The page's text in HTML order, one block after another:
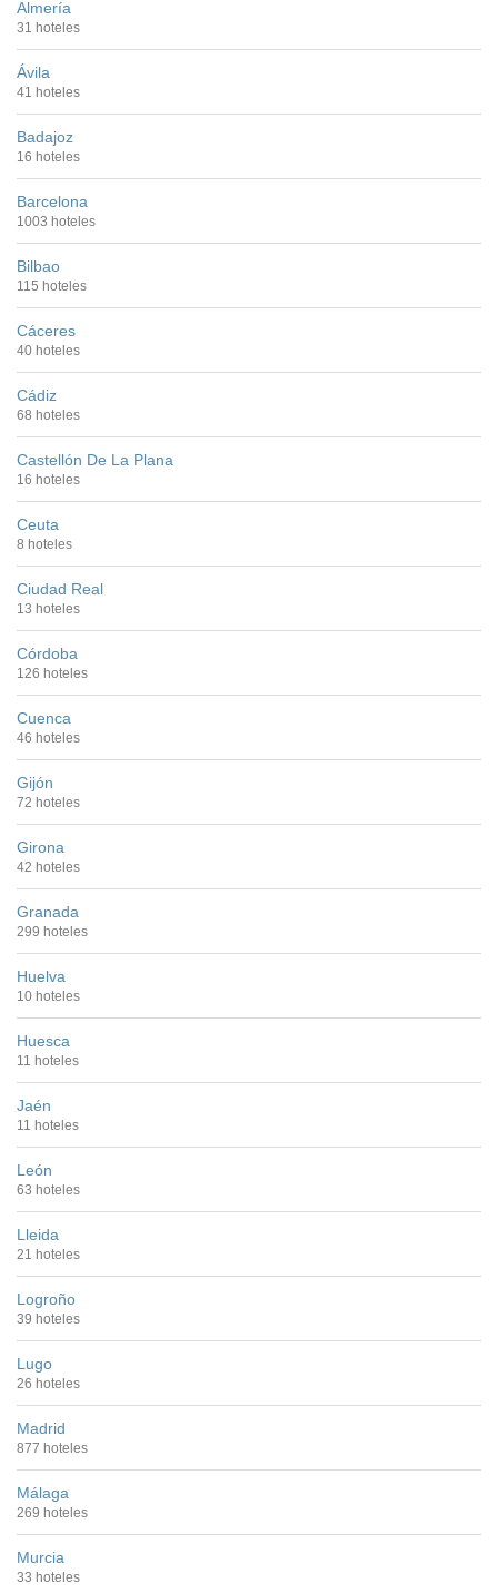
Almería
31 hoteles
Ávila
41 hoteles
Badajoz
16 hoteles
Barcelona
1003 hoteles
Bilbao
115 hoteles
Cáceres
40 hoteles
Cádiz
68 hoteles
Castellón De La Plana
16 hoteles
Ceuta
8 hoteles
Ciudad Real
13 hoteles
Córdoba
126 hoteles
Cuenca
46 hoteles
Gijón
72 hoteles
Girona
42 hoteles
Granada
299 hoteles
Huelva
10 hoteles
Huesca
11 hoteles
Jaén
11 hoteles
León
63 hoteles
Lleida
21 hoteles
Logroño
39 hoteles
Lugo
26 hoteles
Madrid
877 hoteles
Málaga
269 hoteles
Murcia
33 hoteles